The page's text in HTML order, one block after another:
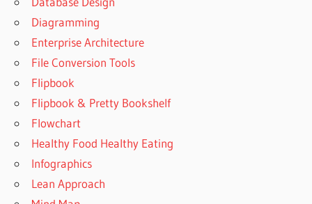
Diagramming
Enterprise Architecture
File Conversion Tools
Flipbook
Flipbook & Pretty Bookshelf
Flowchart
Healthy Food Healthy Eating
Infographics
Lean Approach